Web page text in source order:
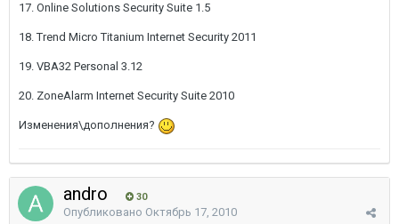
17. Online Solutions Security Suite 1.5
18. Trend Micro Titanium Internet Security 2011
19. VBA32 Personal 3.12
20. ZoneAlarm Internet Security Suite 2010
Изменения\дополнения?
andro 30
Опубликовано Октябрь 17, 2010